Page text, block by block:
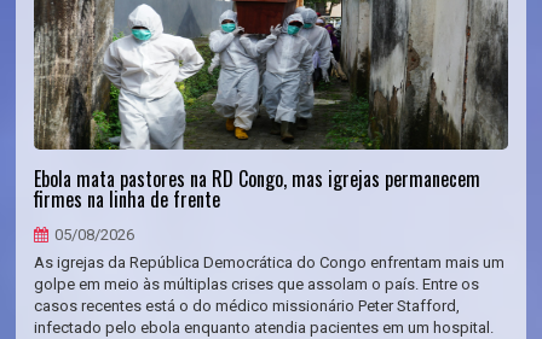
Ebola mata pastores na RD Congo, mas igrejas permanecem
firmes na linha de frente
05/08/2026
As igrejas da República Democrática do Congo enfrentam mais um
golpe em meio às múltiplas crises que assolam o país. Entre os
casos recentes está o do médico missionário Peter Stafford,
infectado pelo ebola enquanto atendia pacientes em um hospital.